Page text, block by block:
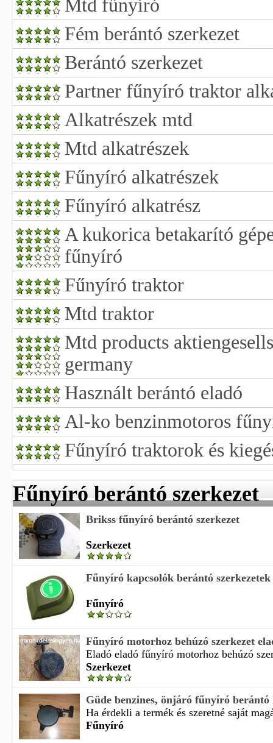
Mtd fűnyíró
Fém berántó szerkezet
Berántó szerkezet
Partner fűnyíró traktor
Alkatrészek mtd
Mtd alkatrészek
Fűnyíró alkatrészek
Fűnyíró alkatrész
A kukorica betakarító
fűnyíró
Fűnyíró traktor
Mtd traktor
Mtd products
germany
Használt berántó eladó
Al-ko benzinmotoros
Fűnyíró traktorok és
Fűnyíró berántó szerkezet
Brikss fűnyíró berántó szerkezet
Szerkezet
Fűnyíró kapcsolók berántó szerkezetek
Fűnyíró
Fűnyíró motorhoz behúzó szerkezet
Eladó eladó fűnyíró motorhoz behúzó
Szerkezet
Güde benzines, önjáró fűnyíró
Ha érdekli a termék és szeretné saját
Fűnyíró